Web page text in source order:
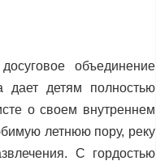
объединение
дает детям полностью
о своем внутреннем
летнюю пору, реку
С гордостью